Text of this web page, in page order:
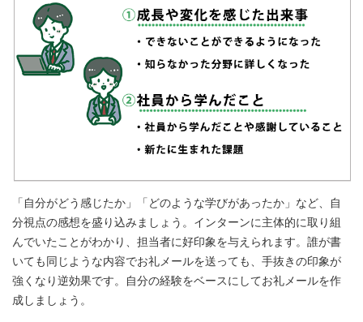
「自分がどう感じたか」「どのような学びがあったか」など、自
分視点の感想を盛り込みましょう。インターンに主体的に取り組
んでいたことがわかり、担当者に好印象を与えられます。誰が書
いても同じような内容でお礼メールを送っても、手抜きの印象が
強くなり逆効果です。自分の経験をベースにしてお礼メールを作
成しましょう。